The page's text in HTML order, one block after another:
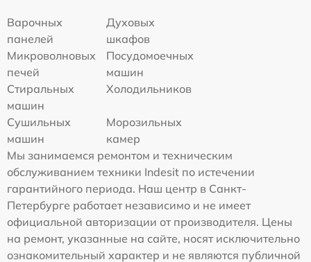
Варочных
панелей
Духовых
шкафов
Микроволновых
печей
Посудомоечных
машин
Стиральных
машин
Холодильников
Сушильных
машин
Морозильных
камер
Мы занимаемся ремонтом и техническим
обслуживанием техники Indesit по истечении
гарантийного периода. Наш центр в Санкт-
Петербурге работает независимо и не имеет
официальной авторизации от производителя. Цены
на ремонт, указанные на сайте, носят исключительно
ознакомительный характер и не являются публичной